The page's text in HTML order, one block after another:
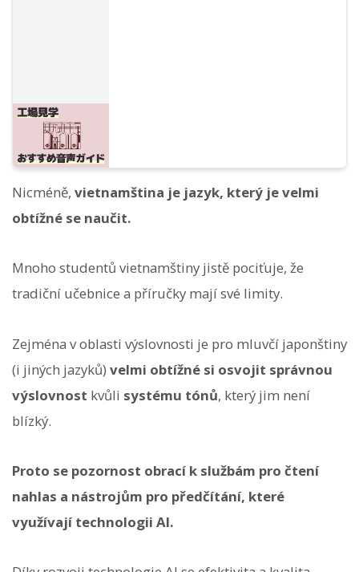
Nicméně, vietnamština je jazyk, který je velmi
obtížné se naučit.
Mnoho studentů vietnamštiny jistě pociťuje, že
tradiční učebnice a příručky mají své limity.
Zejména v oblasti výslovnosti je pro mluvčí japonštiny
(i jiných jazyků) velmi obtížné si osvojit správnou
výslovnost kvůli systému tónů, který jim není
blízký.
Proto se pozornost obrací k službám pro čtení
nahlas a nástrojům pro předčítání, které
využívají technologii AI.